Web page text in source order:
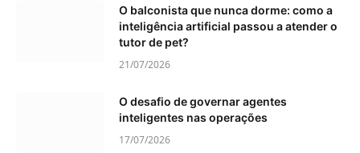
O balconista que nunca dorme: como a
inteligência artificial passou a atender o
tutor de pet?
21/07/2026
O desafio de governar agentes
inteligentes nas operações
17/07/2026